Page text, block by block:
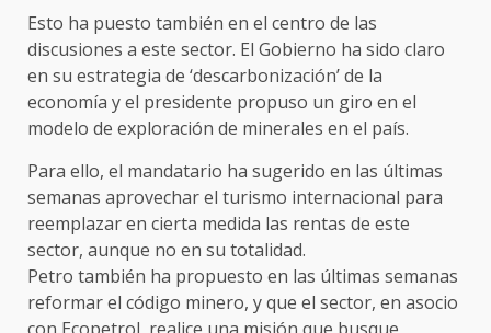
Esto ha puesto también en el centro de las
discusiones a este sector. El Gobierno ha sido claro
en su estrategia de ‘descarbonización’ de la
economía y el presidente propuso un giro en el
modelo de exploración de minerales en el país.
Para ello, el mandatario ha sugerido en las últimas
semanas aprovechar el turismo internacional para
reemplazar en cierta medida las rentas de este
sector, aunque no en su totalidad.
Petro también ha propuesto en las últimas semanas
reformar el código minero, y que el sector, en asocio